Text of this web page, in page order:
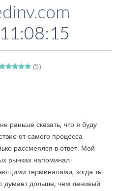
(5)
раньше сказать, что я буду
от самого процесса
рассмеялся в ответ. Мой
рынках напоминал
терминалами, когда ты
думает дольше, чем ленивый